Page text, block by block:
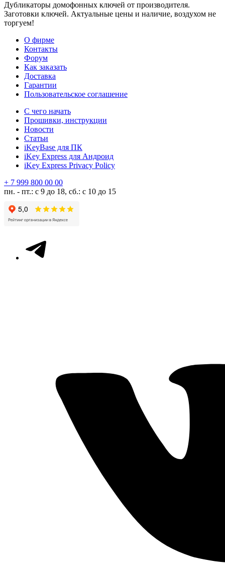
Дубликаторы домофонных ключей от производителя.
Заготовки ключей. Актуальные цены и наличие, воздухом не
торгуем!
О фирме
Контакты
Форум
Как заказать
Доставка
Гарантии
Пользовательское соглашение
С чего начать
Прошивки, инструкции
Новости
Статьи
iKeyBase для ПК
iKey Express для Андроид
iKey Express Privacy Policy
+ 7 999 800 00 00
пн. - пт.: с 9 до 18, сб.: с 10 до 15